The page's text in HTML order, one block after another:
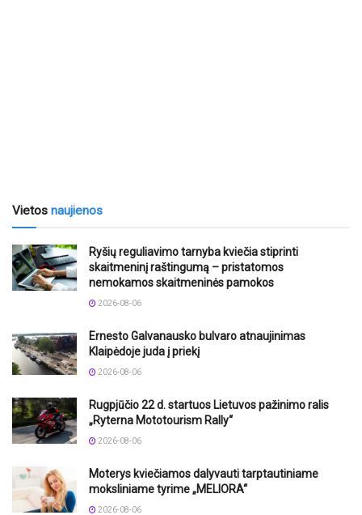
Vietos naujienos
Ryšių reguliavimo tarnyba kviečia stiprinti
skaitmeninį raštingumą – pristatomos
nemokamos skaitmeninės pamokos
2026-08-06
Ernesto Galvanausko bulvaro atnaujinimas
Klaipėdoje juda į priekį
2026-08-06
Rugpjūčio 22 d. startuos Lietuvos pažinimo ralis
„Ryterna Mototourism Rally“
2026-08-06
Moterys kviečiamos dalyvauti tarptautiniame
moksliniame tyrime „MELIORA“
2026-08-06